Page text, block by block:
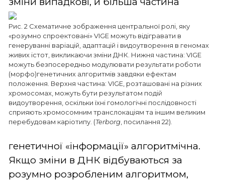
Рис. 2 Схематичне зображення центральної ролі, яку
«розумно спроектовані» VIGE можуть відігравати в
генеруванні варіацій, адаптацій і видоутворення в геномах
живих істот, викликаючи зміни ДНК. Нижня частина: VIGE
можуть безпосередньо модулювати результати роботи
(морфо)генетичних алгоритмів завдяки ефектам
положення. Верхня частина: VIGE, розташовані на різних
хромосомах, можуть бути результатом подій
видоутворення, оскільки їхні гомологічні послідовності
сприяють хромосомним транслокаціям та іншим великим
перебудовам каріотипу. (Terborg, посилання 22).
генетичної «інформації» алгоритмічна.
Якщо зміни в ДНК відбуваються за
розумно розробленим алгоритмом,